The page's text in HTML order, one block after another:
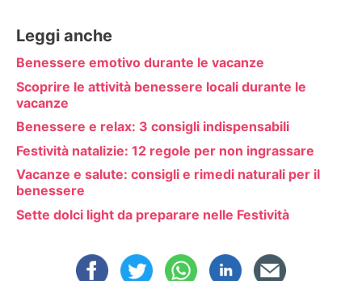
Leggi anche
Benessere emotivo durante le vacanze
Scoprire le attività benessere locali durante le
vacanze
Benessere e relax: 3 consigli indispensabili
Festività natalizie: 12 regole per non ingrassare
Vacanze e salute: consigli e rimedi naturali per il
benessere
Sette dolci light da preparare nelle Festività